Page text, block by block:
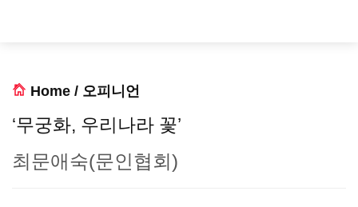
Home / 오피니언
‘무궁화, 우리나라 꽃’
최문애숙(문인협회)